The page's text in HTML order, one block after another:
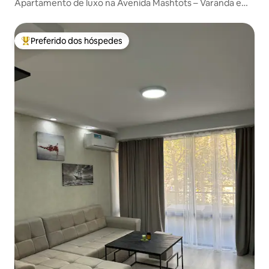
Apartamento de luxo na Avenida Mashtots – Varanda e
Entre os melhores preferidos dos hóspedes
Preferido dos hóspedes